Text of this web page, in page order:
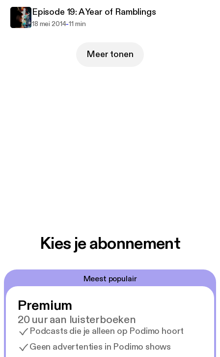
Episode 19: A Year of Ramblings
18 mei 2014-11 min
Meer tonen
Kies je abonnement
Meest populair
Premium
20 uur aan luisterboeken
Podcasts die je alleen op Podimo hoort
Geen advertenties in Podimo shows